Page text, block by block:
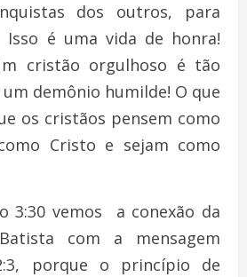
dos outros, para
é uma vida de honra!
cristão orgulhoso é tão
demônio humilde! O que
os cristãos pensem como
Cristo e sejam como
3:30 vemos a conexão da
com a mensagem
porque o princípio de